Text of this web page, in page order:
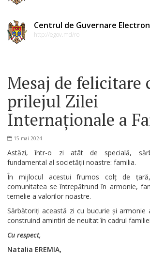
Centrul de Guvernare
http://egov.md/ro
Mesaj de felicitare
prilejul Zilei
Internaționale a
15 mai 2024
Astăzi, într-o zi atât de specială,
fundamental al societății noastre: familia.
În mijlocul acestui frumos colț de
comunitatea se întrepătrund în armonie,
temelie a valorilor noastre.
Sărbătoriți această zi cu bucurie și armonie
construind amintiri de neuitat în cadrul
Cu respect,
Natalia EREMIA,